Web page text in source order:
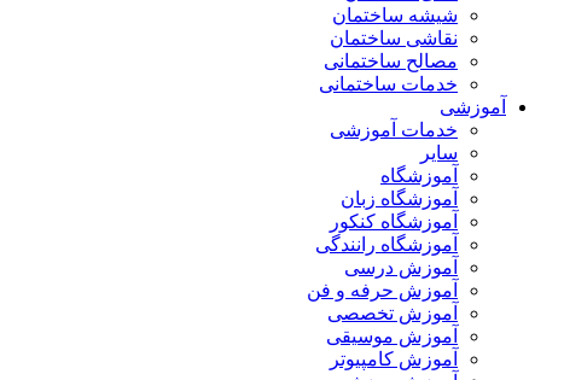
شیشه ساختمان
نقاشی ساختمان
مصالح ساختمانی
خدمات ساختمانی
آموزشی
خدمات آموزشی
سایر
آموزشگاه
آموزشگاه زبان
آموزشگاه کنکور
آموزشگاه رانندگی
آموزش درسی
آموزش حرفه و فن
آموزش تخصصی
آموزش موسیقی
آموزش کامپیوتر